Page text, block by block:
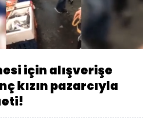
Yüklendi:
54.09%
Oynatma
Hızı
için alışverişe
kızın pazarcıyla